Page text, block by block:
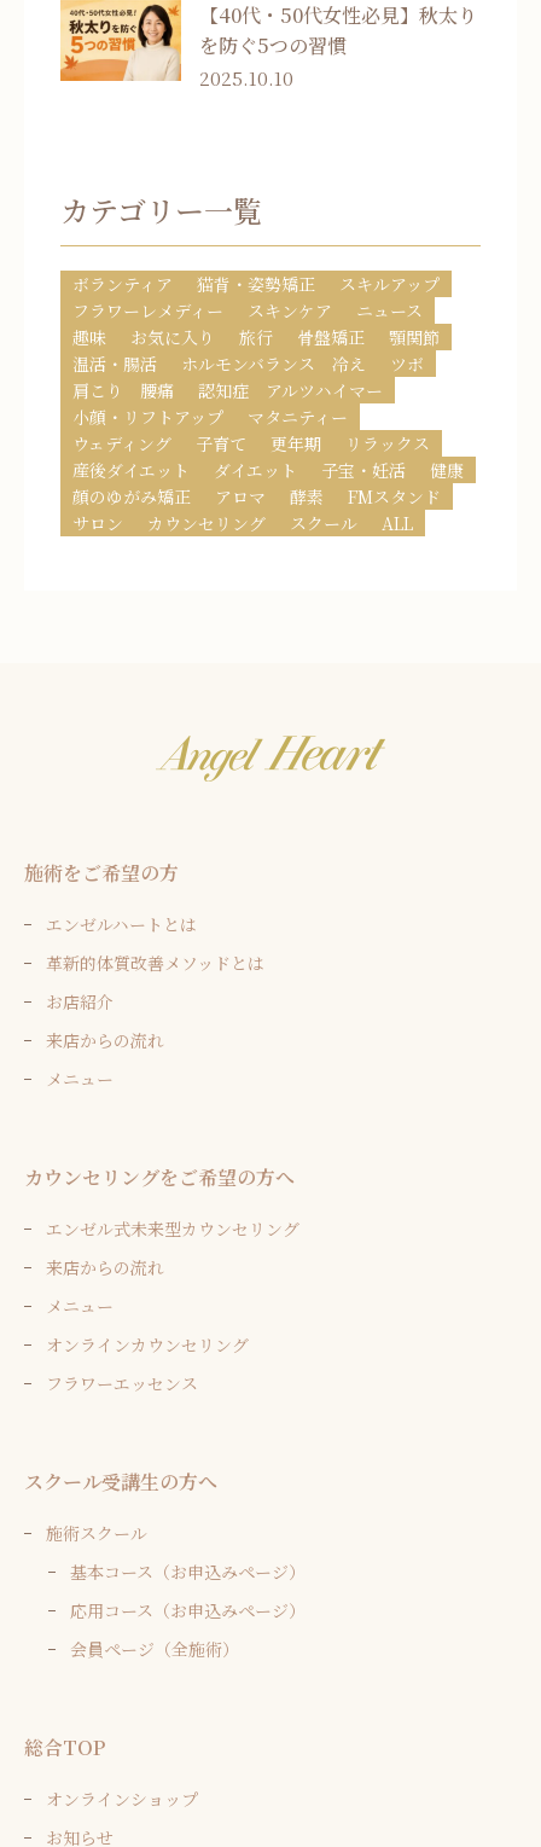
【40代・50代女性必見】秋太り
を防ぐ5つの習慣
2025.10.10
カテゴリー一覧
ボランティア 猫背・姿勢矯正
スキルアップ
フラワーレメディー
スキンケア
ニュース
趣味
お気に入り 旅行 骨盤矯正
顎関節
温活・腸活
ホルモンバランス 冷え
ツボ
肩こり 腰痛
認知症 アルツハイマー
小顔・リフトアップ
マタニティー
ウェディング
子育て 更年期
リラックス
産後ダイエット
ダイエット 子宝・妊活
健康
顔のゆがみ矯正
アロマ 酵素
FMスタンド
サロン
カウンセリング スクール ALL
施術をご希望の方
エンゼルハートとは
革新的体質改善メソッドとは
お店紹介
来店からの流れ
メニュー
カウンセリングをご希望の方へ
エンゼル式未来型カウンセリング
来店からの流れ
メニュー
オンラインカウンセリング
フラワーエッセンス
スクール受講生の方へ
施術スクール
基本コース（お申込みページ）
応用コース（お申込みページ）
会員ページ（全施術）
総合TOP
オンラインショップ
お知らせ